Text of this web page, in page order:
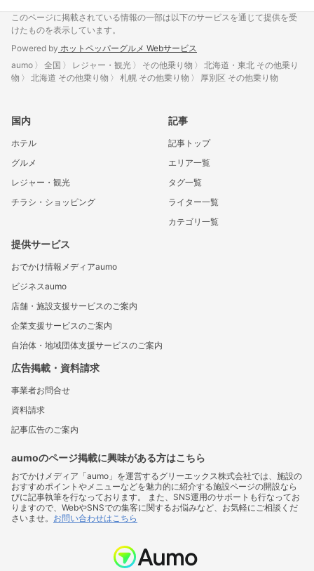
このページに掲載されている情報の一部は以下のサービスを通じて提供を受
けたものを表示しています。
Powered by ホットペッパーグルメ Webサービス
aumo
全国 レジャー・観光 その他乗り物
北海道・東北 その他乗り
物
北海道 その他乗り物 札幌 その他乗り物 厚別区 その他乗り物
国内
ホテル
グルメ
レジャー・観光
チラシ・ショッピング
記事
記事トップ
エリア一覧
タグ一覧
ライター一覧
カテゴリ一覧
提供サービス
おでかけ情報メディアaumo
ビジネスaumo
店舗・施設支援サービスのご案内
企業支援サービスのご案内
自治体・地域団体支援サービスのご案内
広告掲載・資料請求
事業者お問合せ
資料請求
記事広告のご案内
aumoのページ掲載に興味がある方はこちら
おでかけメディア「aumo」を運営するグリーエックス株式会社では、施設の
おすすめポイントやメニューなどを魅力的に紹介する施設ページの開設なら
びに記事執筆を行なっております。 また、SNS運用のサポートも行なってお
りますので、WebやSNSでの集客に関するお悩みなど、お気軽にご相談くだ
さいませ。 お問い合わせはこちら